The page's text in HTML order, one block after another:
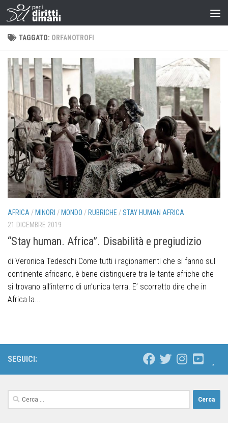
TAGGATO: ORFANOTROFI
AFRICA /MINORI /MONDO /RUBRICHE /STAY HUMAN AFRICA
21 DICEMBRE 2019
“Stay human. Africa”. Disabilità e pregiudizio
di Veronica Tedeschi Come tutti i ragionamenti che si fanno sul
continente africano, è bene distinguere tra le tante afriche che
si trovano all’interno di un’unica terra. E’ scorretto dire che in
Africa la...
SEGUICI: